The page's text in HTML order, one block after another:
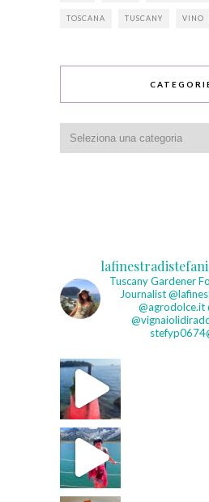
TOSCANA TUSCANY VINO
Tuscany Gardener
Journalist
@agrodolce.it